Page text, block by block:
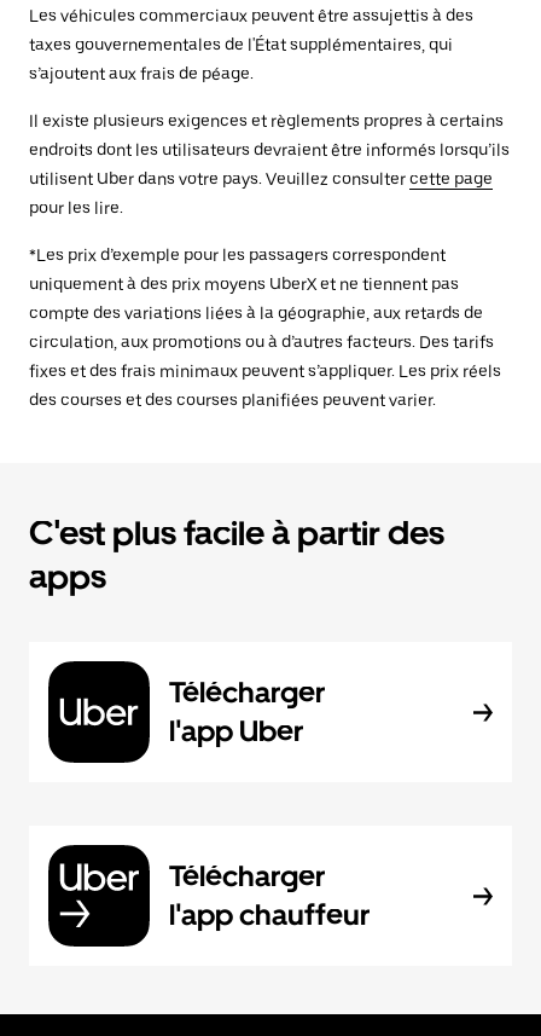
Les véhicules commerciaux peuvent être assujettis à des
taxes gouvernementales de l'État supplémentaires, qui
s’ajoutent aux frais de péage.
Il existe plusieurs exigences et règlements propres à certains
endroits dont les utilisateurs devraient être informés lorsqu’ils
utilisent Uber dans votre pays. Veuillez consultercette page
pour les lire.
*Les prix d’exemple pour les passagers correspondent
uniquement à des prix moyens UberX et ne tiennent pas
compte des variations liées à la géographie, aux retards de
circulation, aux promotions ou à d’autres facteurs. Des tarifs
fixes et des frais minimaux peuvent s’appliquer. Les prix réels
des courses et des courses planifiées peuvent varier.
C'est plus facile à partir des
apps
Télécharger
l'app Uber
Télécharger
l'app chauffeur